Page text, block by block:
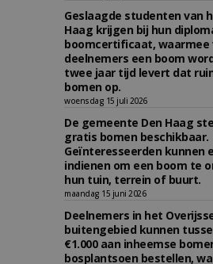
Geslaagde studenten van
Haag krijgen bij hun
boomcertificaat, waarmee
deelnemers een boom
twee jaar tijd levert dat
bomen op.
woensdag 15 juli 2026
De gemeente Den Haag
gratis bomen beschikbaar.
Geïnteresseerden kunnen
indienen om een boom te
hun tuin, terrein of buurt.
maandag 15 juni 2026
Deelnemers in het
buitengebied kunnen
€1.000 aan inheemse
bosplantsoen bestellen,